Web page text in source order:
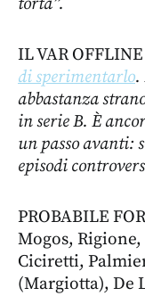
IL VAR
di sperimentarlo.
abbastanza
in serie B. È
un passo avanti:
episodi
PROBABILE
Mogos,
Ciciretti,
(Margiotta), De